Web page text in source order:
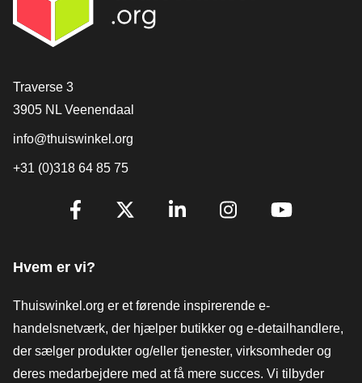
[_General:Contact]
Traverse 3
3905 NL Veenendaal
info@thuiswinkel.org
+31 (0)318 64 85 75
[_General:SocialMediaTitle]
Hvem er vi?
Thuiswinkel.org er et førende inspirerende e-
handelsnetværk, der hjælper butikker og e-detailhandlere,
der sælger produkter og/eller tjenester, virksomheder og
deres medarbejdere med at få mere succes. Vi tilbyder